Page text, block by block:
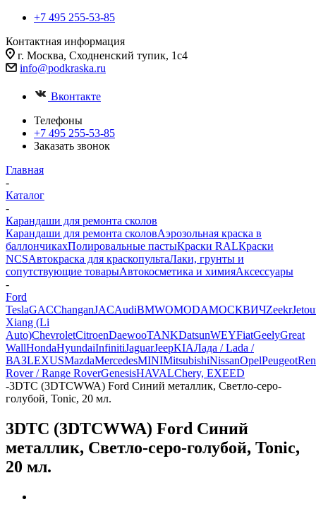
+7 495 255-53-85
Контактная информация
г. Москва, Сходненский тупик, 1с4
info@podkraska.ru
Вконтакте
Телефоны
+7 495 255-53-85
Заказать звонок
Главная
-
Каталог
-
Карандаши для ремонта сколов
Карандаши для ремонта сколовАэрозольная краска в
баллончикахПолировальные пастыКраски RALКраски
NCSАвтокраска для краскопультаЛаки, грунты и
сопутствующие товарыАвтокосметика и химияАксессуары
-
Ford
TeslaGACChanganJACAudiBMWOMODAМОСКВИЧZeekr
Xiang (Li
Auto)ChevroletCitroenDaewooTANKDatsunWEYFiatGeelyGreat
WallHondaHyundaiInfinitiJaguarJeepKIAЛада / Lada /
ВАЗLEXUSMazdaMercedesMINIMitsubishiNissanOpelPeugeot
Rover / Range RoverGenesisHAVALChery, EXEED
-3DTC (3DTCWWA) Ford Синий металлик, Светло-серо-
голубой, Tonic, 20 мл.
3DTC (3DTCWWA) Ford Синий
металлик, Светло-серо-голубой, Tonic,
20 мл.